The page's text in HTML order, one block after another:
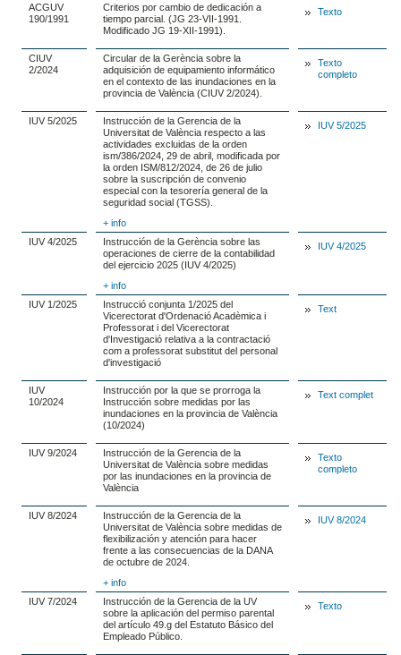
ACGUV
190/1991
Criterios por cambio de dedicación a
tiempo parcial. (JG 23-VII-1991.
Modificado JG 19-XII-1991).
Texto
CIUV
2/2024
Circular de la Gerència sobre la
adquisición de equipamiento informático
en el contexto de las inundaciones en la
provincia de València (CIUV 2/2024).
Texto
completo
IUV 5/2025
Instrucción de la Gerencia de la
Universitat de València respecto a las
actividades excluidas de la orden
ism/386/2024, 29 de abril, modificada por
la orden ISM/812/2024, de 26 de julio
sobre la suscripción de convenio
especial con la tesorería general de la
seguridad social (TGSS).
+ info
IUV 5/2025
IUV 4/2025
Instrucción de la Gerència sobre las
operaciones de cierre de la contabilidad
del ejercicio 2025 (IUV 4/2025)
+ info
IUV 4/2025
IUV 1/2025
Instrucció conjunta 1/2025 del
Vicerectorat d'Ordenació Acadèmica i
Professorat i del Vicerectorat
d'Investigació relativa a la contractació
com a professorat substitut del personal
d'investigació
Text
IUV
10/2024
Instrucción por la que se prorroga la
Instrucción sobre medidas por las
inundaciones en la provincia de València
(10/2024)
Text complet
IUV 9/2024
Instrucción de la Gerencia de la
Universitat de València sobre medidas
por las inundaciones en la provincia de
València
Texto
completo
IUV 8/2024
Instrucción de la Gerencia de la
Universitat de València sobre medidas de
flexibilización y atención para hacer
frente a las consecuencias de la DANA
de octubre de 2024.
+ info
IUV 8/2024
IUV 7/2024
Instrucción de la Gerencia de la UV
sobre la aplicación del permiso parental
del artículo 49.g del Estatuto Básico del
Empleado Público.
Texto